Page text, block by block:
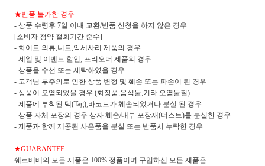
★반품 불가한 경우
- 상품 수령후 7일 이내 교환/반품 신청을 하지 않은 경우
[소비자 청약 철회기간 준수]
- 화이트 의류,니트,악세사리 제품의 경우
- 세일 및 이벤트 할인, 프리오더 제품의 경우
- 상품을 수선 또는 세탁하였을 경우
- 고객님 부주의로 인한 상품 변형 및 훼손 또는 파손이 된 경우
- 상품이 오염되었을 경우 (화장품,음식물,기타 오염물질)
- 제품에 부착된 택(Tag),바코드가 훼손되었거나 분실 된 경우
- 상품 자체 포장의 경우 상자 훼손/내부 포장재(더스트)를 분실한 경우
- 제품과 함께 제공된 사은품을 분실 또는 반품시 누락한 경우
★GUARANTEE
쉐르베베의 모든 제품은 100% 정품이며 구입하신 모든 제품은